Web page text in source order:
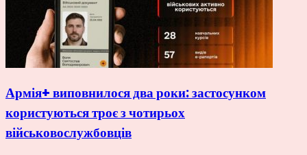
Армія+ виповнилося два роки: застосунком
користуються троє з чотирьох
військовослужбовців